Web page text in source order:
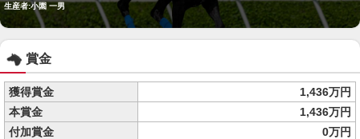
生産者:小園 一男
賞金
獲得賞金
1,436万円
本賞金
1,436万円
付加賞金
0万円